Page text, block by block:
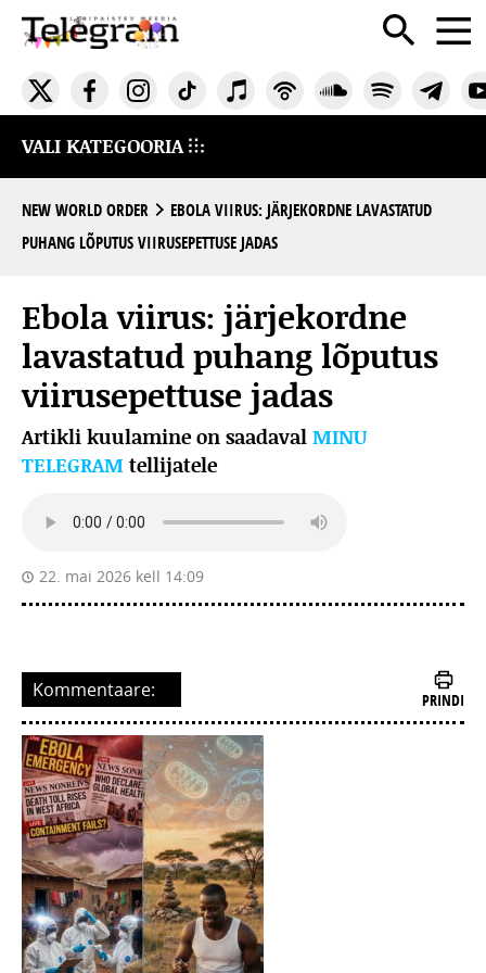
VALI KATEGOORIA
NEW WORLD ORDER
EBOLA VIIRUS: JÄRJEKORDNE LAVASTATUD
PUHANG LÕPUTUS VIIRUSEPETTUSE JADAS
Ebola viirus: järjekordne
lavastatud puhang lõputus
viirusepettuse jadas
Artikli kuulamine on saadaval MINU
TELEGRAM tellijatele
22. mai 2026 kell 14:09
Kommentaare: PRINDI